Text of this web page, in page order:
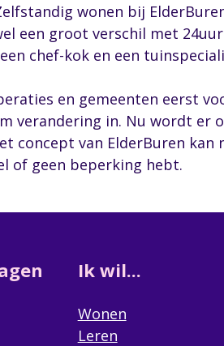
wonen bij
een groot verschil met
chef-kok en een
en gemeenten eerst
verandering in. Nu wordt er
concept van ElderBuren
of geen beperking hebt.
Ik wil...
Wonen
Leren